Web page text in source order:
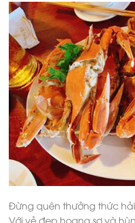
Đừng quên thưởng thức
Với vẻ đẹp hoang sơ và